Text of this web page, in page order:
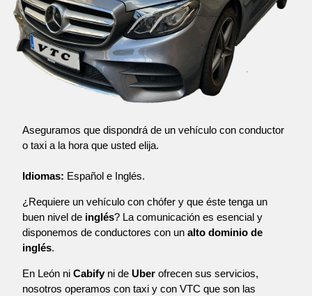
Aseguramos que dispondrá de un vehículo con conductor
o taxi a la hora que usted elija.
Idiomas: Español e Inglés.
¿Requiere un vehículo con chófer y que éste tenga un
buen nivel de inglés? La comunicación es esencial y
disponemos de conductores con un alto dominio de
inglés.
En León ni Cabify ni de Uber ofrecen sus servicios,
nosotros operamos con taxi y con VTC que son las